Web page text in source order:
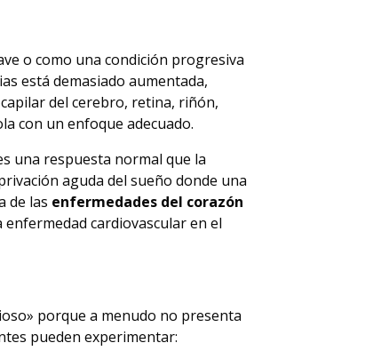
o como una condición progresiva
está demasiado aumentada,
del cerebro, retina, riñón,
con un enfoque adecuado.
una respuesta normal que la
aguda del sueño donde una
de las enfermedades del corazón
cardiovascular en el
porque a menudo no presenta
pueden experimentar: